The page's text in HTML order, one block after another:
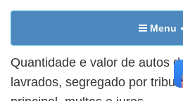
Menu
​​Quantidade e valor de autos
lavrados, segregado por